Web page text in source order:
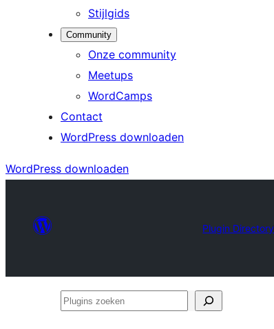
Stijlgids
Community
Onze community
Meetups
WordCamps
Contact
WordPress downloaden
WordPress downloaden
Plugin Directory
Plugins